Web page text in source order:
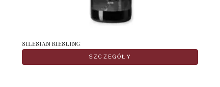
SILESIAN RIESLING
SZCZEGÓŁY